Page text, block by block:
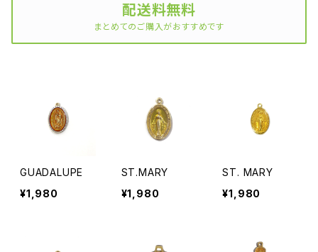
配送料無料
まとめてのご購入がおすすめです
GUADALUPE
¥1,980
ST.MARY
¥1,980
ST. MARY
¥1,980